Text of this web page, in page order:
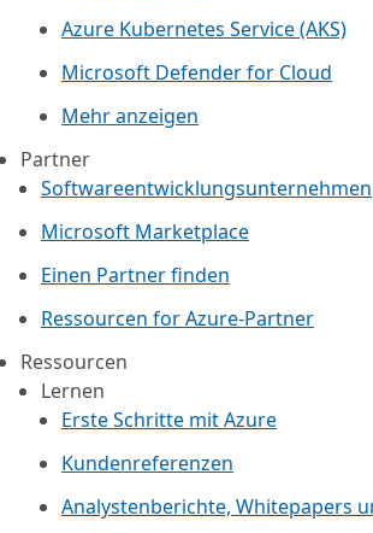
Azure Kubernetes Service (AKS)
Microsoft Defender for Cloud
Mehr anzeigen
Partner
Softwareentwicklungsunternehmen
Microsoft Marketplace
Einen Partner finden
Ressourcen for Azure-Partner
Ressourcen
Lernen
Erste Schritte mit Azure
Kundenreferenzen
Analystenberichte, Whitepapers